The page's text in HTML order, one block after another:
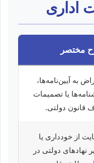
اداری
مختصر
به آیین‌نامه‌ها،
یا تصمیمات
قانون دولتی.
از خودداری یا
نهادهای دولتی در